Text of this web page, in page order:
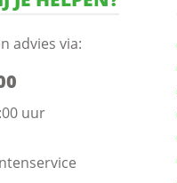
advies via:
uur